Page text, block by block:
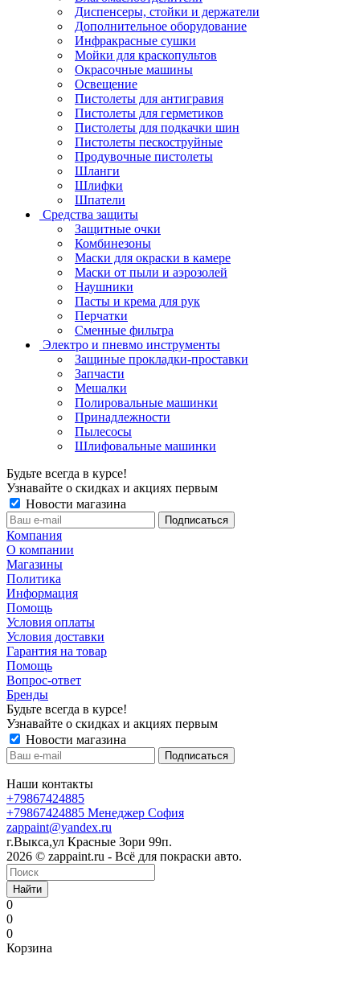
Диспенсеры, стойки и держатели
Дополнительное оборудование
Инфракрасные сушки
Мойки для краскопультов
Окрасочные машины
Освещение
Пистолеты для антигравия
Пистолеты для герметиков
Пистолеты для подкачки шин
Пистолеты пескоструйные
Продувочные пистолеты
Шланги
Шлифки
Шпатели
Средства защиты
Защитные очки
Комбинезоны
Маски для окраски в камере
Маски от пыли и аэрозолей
Наушники
Пасты и крема для рук
Перчатки
Сменные фильтра
Электро и пневмо инструменты
Защиные прокладки-проставки
Запчасти
Мешалки
Полировальные машинки
Принадлежности
Пылесосы
Шлифовальные машинки
Будьте всегда в курсе!
Узнавайте о скидках и акциях первым
Новости магазина
Компания
О компании
Магазины
Политика
Информация
Помощь
Условия оплаты
Условия доставки
Гарантия на товар
Помощь
Вопрос-ответ
Бренды
Будьте всегда в курсе!
Узнавайте о скидках и акциях первым
Новости магазина
Наши контакты
+79867424885
+79867424885 Менеджер София
zappaint@yandex.ru
г.Выкса,ул Красные Зори 99п.
2026 © zappaint.ru - Всё для покраски авто.
Найти
0
0
0
Корзина